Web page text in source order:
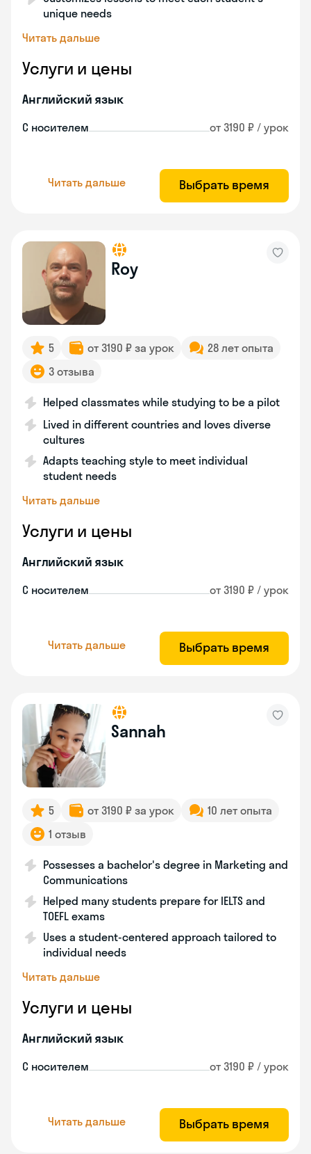
unique needs
Читать дальше
Услуги и цены
Английский язык
С носителем от 3190 ₽ / урок
Читать дальше Выбрать время
Roy
5 от 3190 ₽ за урок
28 лет опыта
3 отзыва
Helped classmates while studying to be a pilot
Lived in different countries and loves diverse
cultures
Adapts teaching style to meet individual
student needs
Читать дальше
Услуги и цены
Английский язык
С носителем от 3190 ₽ / урок
Читать дальше Выбрать время
Sannah
5 от 3190 ₽ за урок
10 лет опыта
1 отзыв
Possesses a bachelor's degree in Marketing and
Communications
Helped many students prepare for IELTS and
TOEFL exams
Uses a student-centered approach tailored to
individual needs
Читать дальше
Услуги и цены
Английский язык
С носителем от 3190 ₽ / урок
Читать дальше Выбрать время